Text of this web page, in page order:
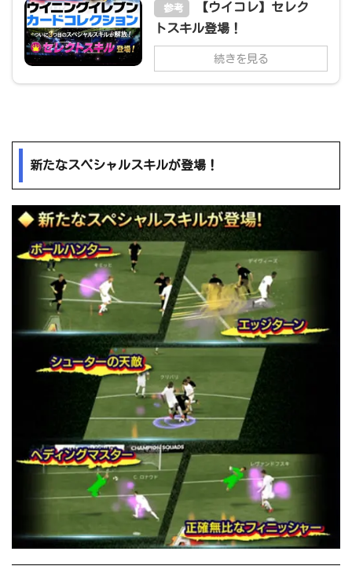
参考
【ウイコレ】セレク
トスキル登場！
続きを見る
新たなスペシャルスキルが登場！